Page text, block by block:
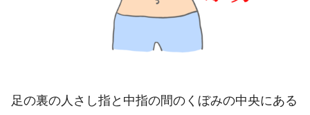
足の裏の人さし指と中指の間のくぼみの中央にある